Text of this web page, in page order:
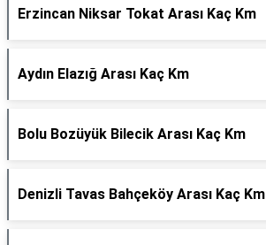
Erzincan Niksar Tokat Arası Kaç Km
Aydın Elazığ Arası Kaç Km
Bolu Bozüyük Bilecik Arası Kaç Km
Denizli Tavas Bahçeköy Arası Kaç Km